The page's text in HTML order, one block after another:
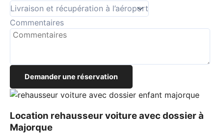
Commentaires
Demander une réservation
Location rehausseur voiture avec dossier à
Majorque